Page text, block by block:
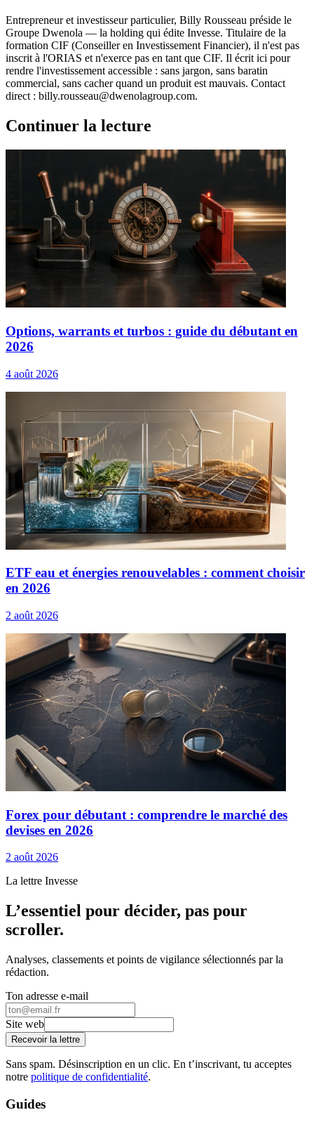
Entrepreneur et investisseur particulier, Billy Rousseau préside le
Groupe Dwenola — la holding qui édite Invesse. Titulaire de la
formation CIF (Conseiller en Investissement Financier), il n'est pas
inscrit à l'ORIAS et n'exerce pas en tant que CIF. Il écrit ici pour
rendre l'investissement accessible : sans jargon, sans baratin
commercial, sans cacher quand un produit est mauvais. Contact
direct : billy.rousseau@dwenolagroup.com.
Continuer la lecture
Options, warrants et turbos : guide du débutant en
2026
4 août 2026
ETF eau et énergies renouvelables : comment choisir
en 2026
2 août 2026
Forex pour débutant : comprendre le marché des
devises en 2026
2 août 2026
La lettre Invesse
L’essentiel pour décider, pas pour
scroller.
Analyses, classements et points de vigilance sélectionnés par la
rédaction.
Ton adresse e-mail
Site web
Recevoir la lettre
Sans spam. Désinscription en un clic. En t’inscrivant, tu acceptes
notre politique de confidentialité.
Guides